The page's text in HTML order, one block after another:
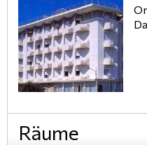
Räume